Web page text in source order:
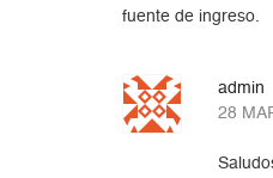
fuente de ingreso.
admin
28